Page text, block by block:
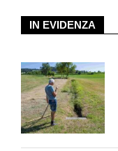
IN EVIDENZA